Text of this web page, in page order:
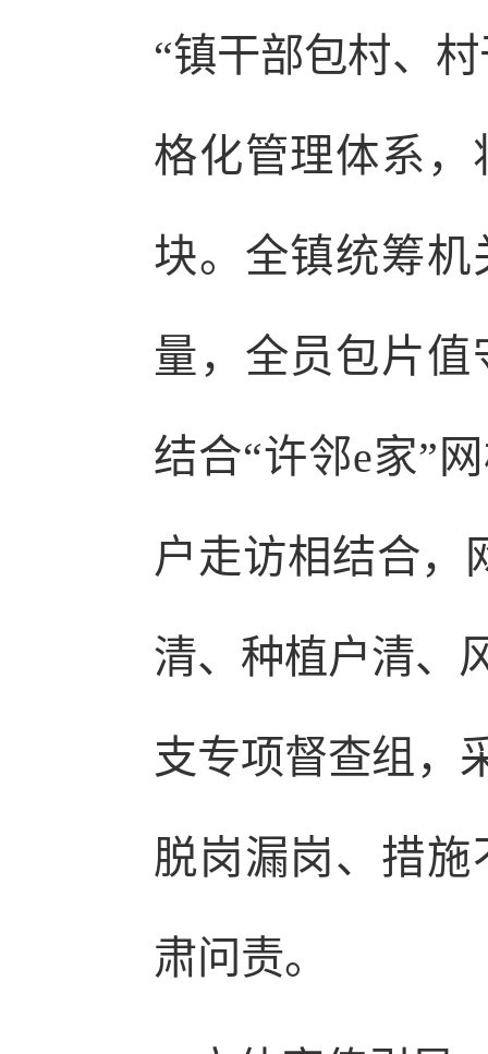
“镇干部包村、
格化管理体系
块。全镇统筹
量，全员包片
结合“许邻e家”
户走访相结合，
清、种植户清、
支专项督查组，
脱岗漏岗、措
肃问责。